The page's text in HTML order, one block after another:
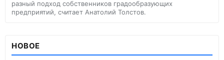
разный подход собственников градообразующих
предприятий, считает Анатолий Толстов.
НОВОЕ